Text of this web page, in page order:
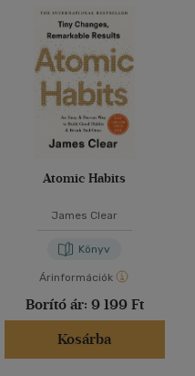
Atomic Habits
James Clear
Könyv
Árinformációk
Borító ár: 9 199 Ft
Kosárba